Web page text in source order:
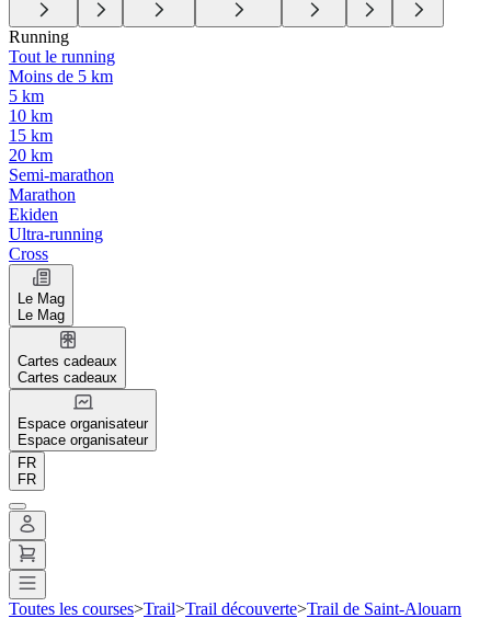
Running
Tout le running
Moins de 5 km
5 km
10 km
15 km
20 km
Semi-marathon
Marathon
Ekiden
Ultra-running
Cross
Le Mag
Le Mag
Cartes cadeaux
Cartes cadeaux
Espace organisateur
Espace organisateur
FR
FR
Toutes les courses>Trail>Trail découverte>Trail de Saint-Alouarn